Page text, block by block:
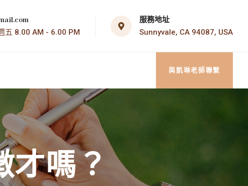
五 8.00 AM - 6.00 PM
服務地址
Sunnyvale, CA 94087, USA
與凱琳老師聯繫
才嗎？